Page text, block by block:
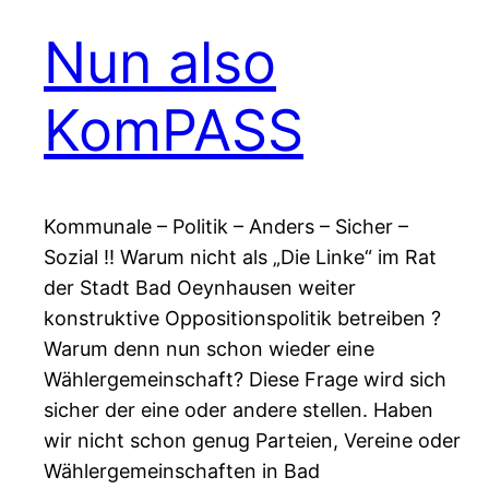
Nun also
KomPASS
Kommunale – Politik – Anders – Sicher –
Sozial !! Warum nicht als „Die Linke“ im Rat
der Stadt Bad Oeynhausen weiter
konstruktive Oppositionspolitik betreiben ?
Warum denn nun schon wieder eine
Wählergemeinschaft? Diese Frage wird sich
sicher der eine oder andere stellen. Haben
wir nicht schon genug Parteien, Vereine oder
Wählergemeinschaften in Bad